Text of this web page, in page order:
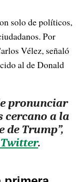
solo de políticos,
Por
Vélez, señaló
al de Donald
pronunciar
cercano a la
Trump”,
.